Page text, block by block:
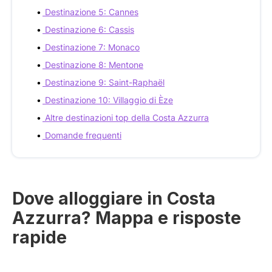
Destinazione 5: Cannes
Destinazione 6: Cassis
Destinazione 7: Monaco
Destinazione 8: Mentone
Destinazione 9: Saint-Raphaël
Destinazione 10: Villaggio di Èze
Altre destinazioni top della Costa Azzurra
Domande frequenti
Dove alloggiare in Costa
Azzurra? Mappa e risposte
rapide